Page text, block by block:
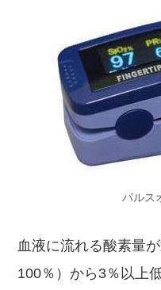
パルス
血液に流れる酸素量
100％）から3％以上